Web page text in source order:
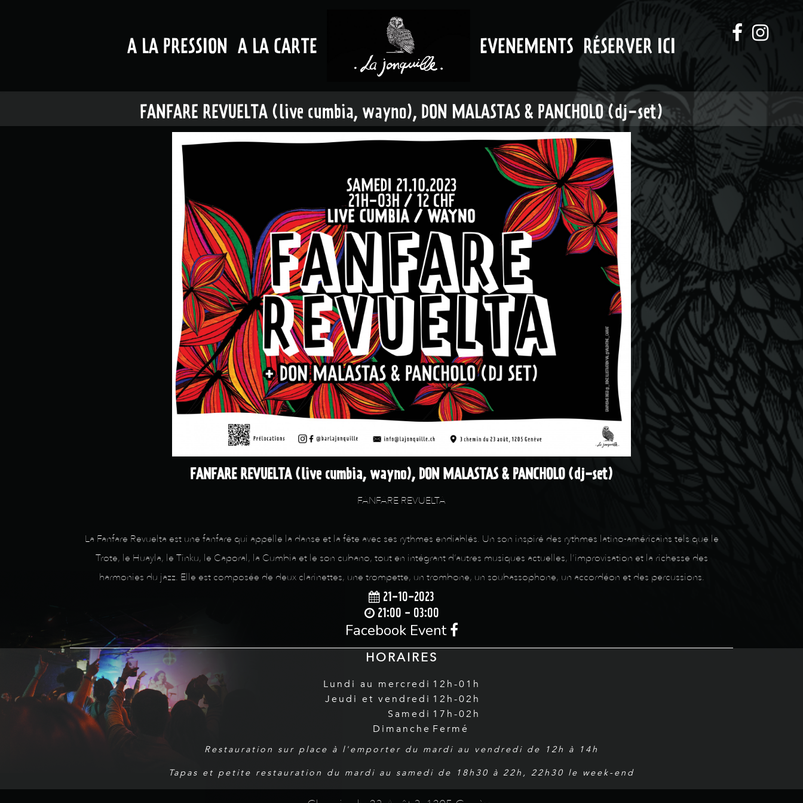
A LA PRESSION A LA CARTE EVENEMENTS RÉSERVER ICI
FANFARE REVUELTA (live cumbia, wayno), DON MALASTAS & PANCHOLO (dj-set)
FANFARE REVUELTA (live cumbia, wayno), DON MALASTAS & PANCHOLO (dj-set)
FANFARE REVUELTA
La Fanfare Revuelta est une fanfare qui appelle la danse et la fête avec ses rythmes endiablés. Un son inspiré des rythmes latino-américains tels que le
Trote, le Huayla, le Tinku, le Caporal, la Cumbia et le son cubano, tout en intégrant d’autres musiques actuelles, l’improvisation et la richesse des
harmonies du jazz. Elle est composée de deux clarinettes, une trompette, un trombone, un soubassophone, un accordéon et des percussions.
21-10-2023
21:00 - 03:00
Facebook Event
HORAIRES
Lundi au mercredi
Jeudi et vendredi
Samedi
Dimanche
12h-01h
12h-02h
17h-02h
Fermé
Restauration sur place à l'emporter du mardi au vendredi de 12h à 14h
Tapas et petite restauration du mardi au samedi de 18h30 à 22h, 22h30 le week-end